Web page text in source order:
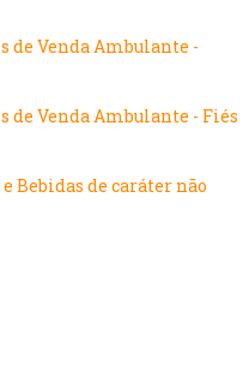
de Venda Ambulante -
de Venda Ambulante - Fiés
Bebidas de caráter não